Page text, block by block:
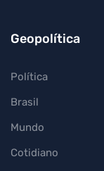
Geopolítica
Política
Brasil
Mundo
Cotidiano